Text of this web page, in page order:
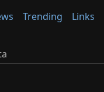
Trending Links